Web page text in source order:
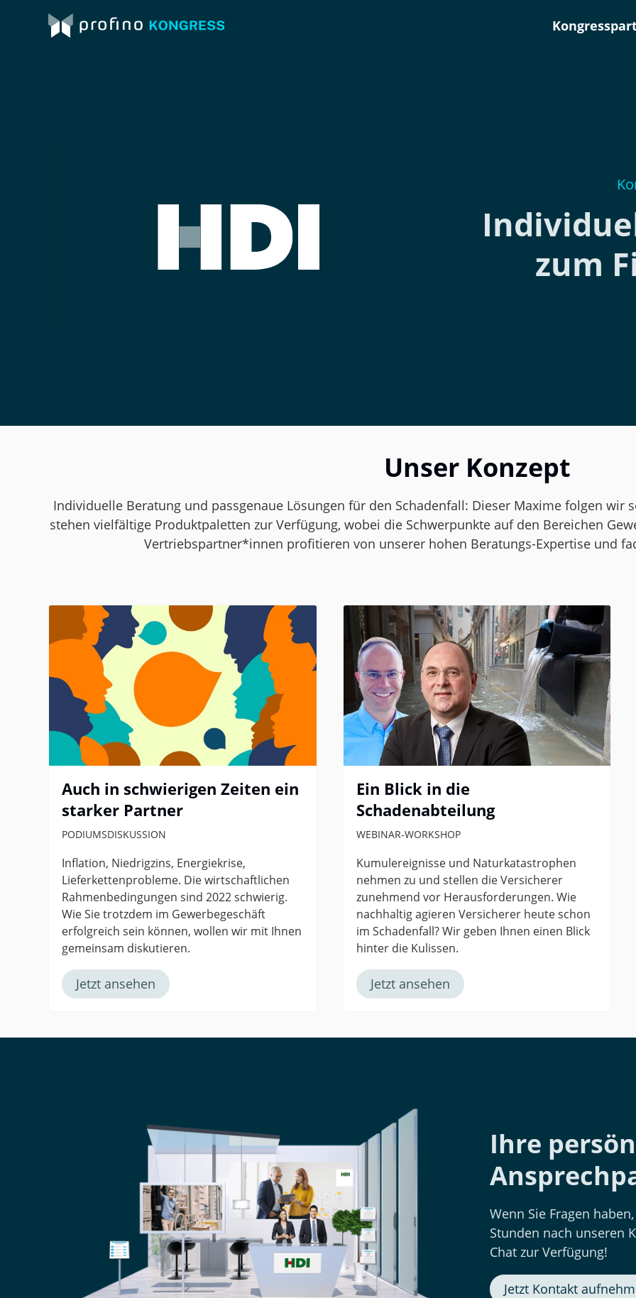
zum
Unser Konzept
Individuelle Beratung und passgenaue Lösungen für den Schadenfall: Dieser Maxime folgen wir
stehen vielfältige Produktpaletten zur Verfügung, wobei die Schwerpunkte auf den Bereichen
Vertriebspartner*innen profitieren von unserer hohen Beratungs-Expertise und
Auch in schwierigen Zeiten ein
starker Partner
PODIUMSDISKUSSION
Inflation, Niedrigzins, Energiekrise,
Lieferkettenprobleme. Die wirtschaftlichen
Rahmenbedingungen sind 2022 schwierig.
Wie Sie trotzdem im Gewerbegeschäft
erfolgreich sein können, wollen wir mit Ihnen
gemeinsam diskutieren.
Jetzt ansehen
Ein Blick in die
Schadenabteilung
WEBINAR-WORKSHOP
Kumulereignisse und Naturkatastrophen
nehmen zu und stellen die Versicherer
zunehmend vor Herausforderungen. Wie
nachhaltig agieren Versicherer heute schon
im Schadenfall? Wir geben Ihnen einen Blick
hinter die Kulissen.
Jetzt ansehen
Ihre
Wenn Sie Fragen
Stunden nach unseren
Chat zur Verfügung!
Jetzt Kontakt